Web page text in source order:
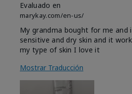
Evaluado en
marykay.com/en-us/
My grandma bought for me and
sensitive and dry skin and it
my type of skin I love it
Mostrar Traducción